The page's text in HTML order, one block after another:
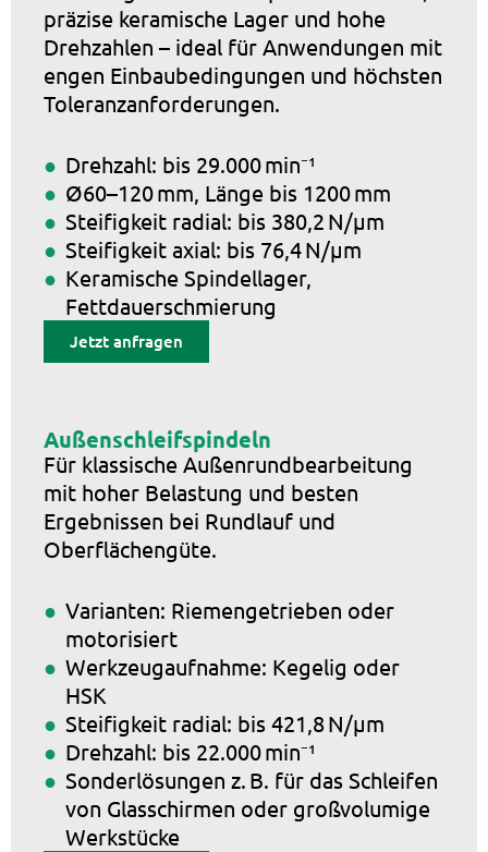
präzise keramische Lager und hohe
Drehzahlen – ideal für Anwendungen mit
engen Einbaubedingungen und höchsten
Toleranzanforderungen.
Drehzahl: bis 29.000 min⁻¹
Ø60–120 mm, Länge bis 1200 mm
Steifigkeit radial: bis 380,2 N/µm
Steifigkeit axial: bis 76,4 N/µm
Keramische Spindellager,
Fettdauerschmierung
Jetzt anfragen
Außenschleifspindeln
Für klassische Außenrundbearbeitung
mit hoher Belastung und besten
Ergebnissen bei Rundlauf und
Oberflächengüte.
Varianten: Riemengetrieben oder
motorisiert
Werkzeugaufnahme: Kegelig oder
HSK
Steifigkeit radial: bis 421,8 N/µm
Drehzahl: bis 22.000 min⁻¹
Sonderlösungen z. B. für das Schleifen
von Glasschirmen oder großvolumige
Werkstücke